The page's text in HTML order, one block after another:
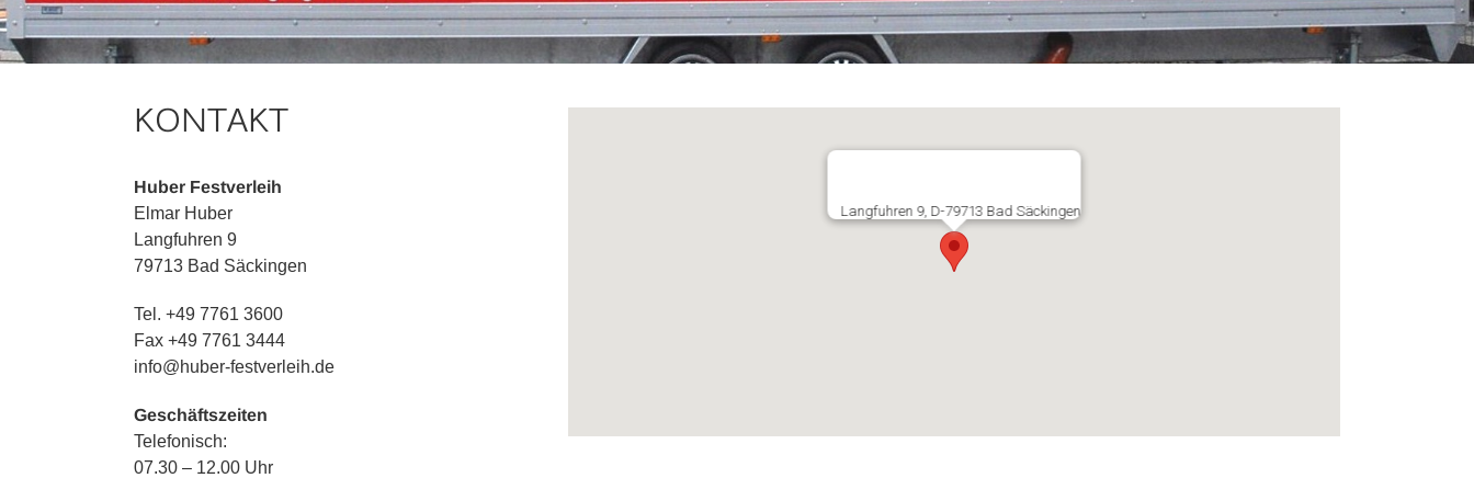
KONTAKT
Huber Festverleih
Elmar Huber
Langfuhren 9
79713 Bad Säckingen
Tel. +49 7761 3600
Fax +49 7761 3444
info@huber-festverleih.de
Geschäftszeiten
Telefonisch:
07.30 – 12.00 Uhr
Langfuhren 9, D-79713 Bad Säckingen